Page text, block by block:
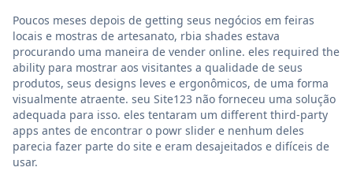
Poucos meses depois de getting seus negócios em feiras
locais e mostras de artesanato, rbia shades estava
procurando uma maneira de vender online. eles required the
ability para mostrar aos visitantes a qualidade de seus
produtos, seus designs leves e ergonômicos, de uma forma
visualmente atraente. seu Site123 não forneceu uma solução
adequada para isso. eles tentaram um different third-party
apps antes de encontrar o powr slider e nenhum deles
parecia fazer parte do site e eram desajeitados e difíceis de
usar.